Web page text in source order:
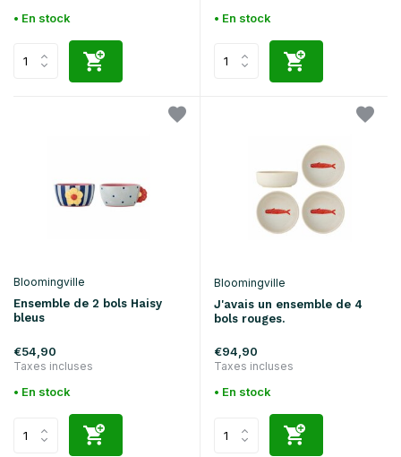
• En stock • En stock
Bloomingville
Ensemble de 2 bols Haisy
bleus
€54,90
Taxes incluses
• En stock
Bloomingville
J'avais un ensemble de 4
bols rouges.
€94,90
Taxes incluses
• En stock